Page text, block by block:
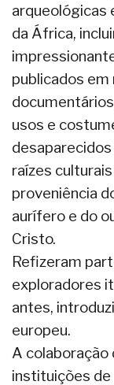
arqueológicas
da África,
publicados
usos e
raízes
proveniência
aurífero e do
Cristo.
Refizeram
exploradores
antes,
europeu.
A colaboração
instituições